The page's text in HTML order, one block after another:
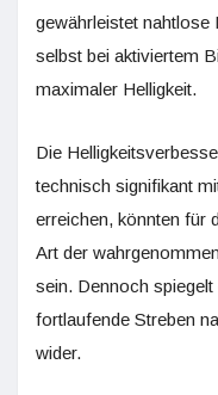
gewährleistet nahtlose
selbst bei aktiviertem
maximaler Helligkeit.
Die
technisch signifikant
erreichen, könnten für
Art der
sein. Dennoch
fortlaufende Streben
wider.